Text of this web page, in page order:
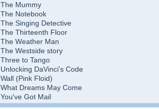
The Mummy
The Notebook
The Singing Detective
The Thirteenth Floor
The Weather Man
The Westside story
Three to Tango
Unlocking DaVinci's Code
Wall (Pink Floid)
What Dreams May Come
You've Got Mail